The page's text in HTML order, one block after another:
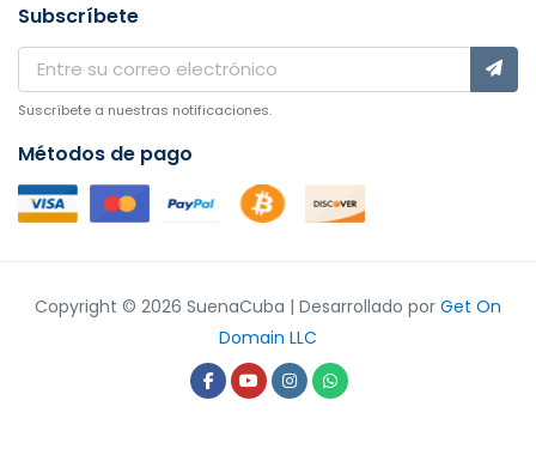
Subscríbete
Suscríbete a nuestras notificaciones.
Métodos de pago
Copyright © 2026 SuenaCuba | Desarrollado por Get On
Domain LLC